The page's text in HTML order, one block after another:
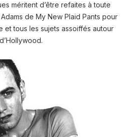
méritent d’être refaites à toute
de My New Plaid Pants pour
et tous les sujets assoiffés autour